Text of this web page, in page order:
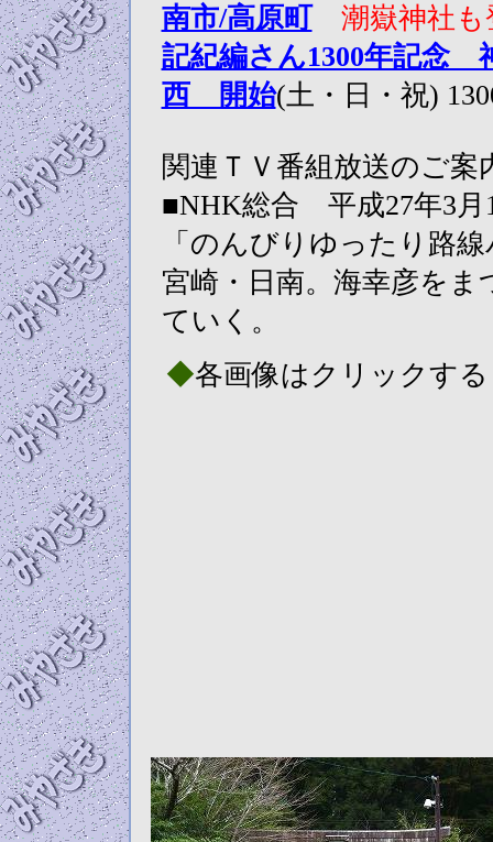
南市/高原町
潮嶽神社も
記紀編さん1300年記念
西 開始(土・日・祝)
関連ＴＶ番組放送のご案
■NHK総合 平成27年3
「のんびりゆったり路
宮崎・日南。海幸彦を
ていく。
◆各画像はクリックす